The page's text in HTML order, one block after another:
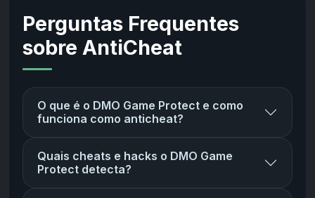
Perguntas Frequentes
sobre AntiCheat
O que é o DMO Game Protect e como
funciona como anticheat?
Quais cheats e hacks o DMO Game
Protect detecta?